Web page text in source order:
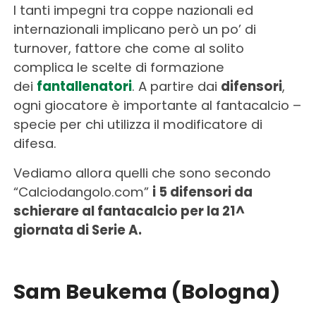
I tanti impegni tra coppe nazionali ed
internazionali implicano però un po’ di
turnover, fattore che come al solito
complica le scelte di formazione
dei fantallenatori. A partire dai difensori,
ogni giocatore è importante al fantacalcio –
specie per chi utilizza il modificatore di
difesa.
Vediamo allora quelli che sono secondo
“Calciodangolo.com” i 5 difensori da
schierare al fantacalcio per la 21^
giornata di Serie A.
Sam Beukema (Bologna)